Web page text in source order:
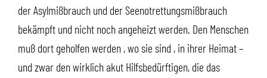
der Asylmißbrauch und der Seenotrettungsmißbrauch
bekämpft und nicht noch angeheizt werden. Den Menschen
muß dort geholfen werden , wo sie sind , in ihrer Heimat –
und zwar den wirklich akut Hilfsbedürftigen, die das